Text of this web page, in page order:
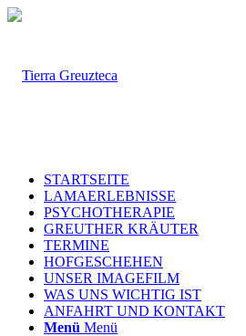
STARTSEITE
LAMAERLEBNISSE
PSYCHOTHERAPIE
GREUTHER KRÄUTER
TERMINE
HOFGESCHEHEN
UNSER IMAGEFILM
WAS UNS WICHTIG IST
ANFAHRT UND KONTAKT
Menü Menü